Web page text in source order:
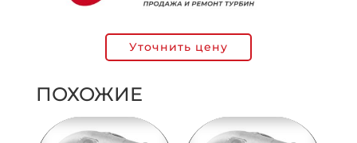
Уточнить цену
ПОХОЖИЕ